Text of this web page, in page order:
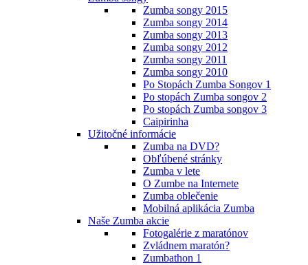
Zumba songy 2015
Zumba songy 2014
Zumba songy 2013
Zumba songy 2012
Zumba songy 2011
Zumba songy 2010
Po Stopách Zumba Songov 1
Po stopách Zumba songov 2
Po stopách Zumba songov 3
Caipirinha
Užitočné informácie
Zumba na DVD?
Obľúbené stránky
Zumba v lete
O Zumbe na Internete
Zumba oblečenie
Mobilná aplikácia Zumba
Naše Zumba akcie
Fotogalérie z maratónov
Zvládnem maratón?
Zumbathon 1